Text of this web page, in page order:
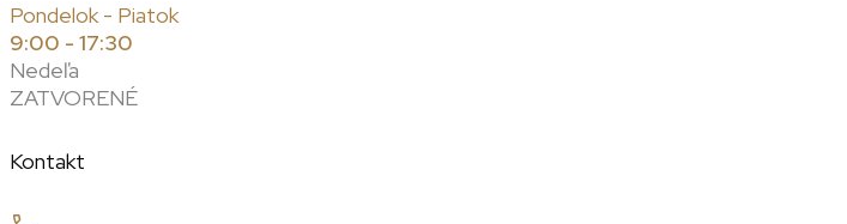
Pondelok - Piatok
9:00 - 17:30
Nedeľa
ZATVORENÉ
Kontakt